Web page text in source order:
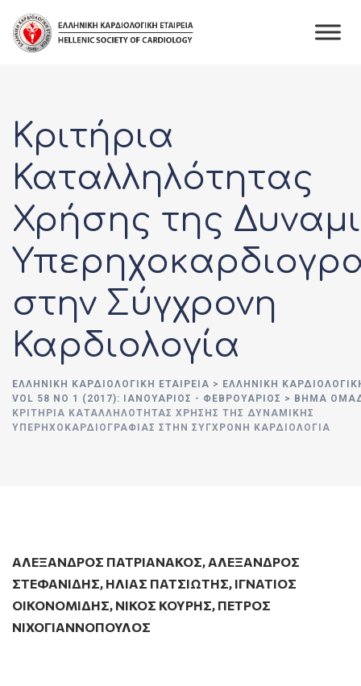
content
Κριτήρια
Καταλληλότητας
Χρήσης της
στην Σύγχρονη
Καρδιολογία
ΕΛΛΗΝΙΚΉ ΚΑΡΔΙΟΛΟΓΙΚΉ ΕΤΑΙΡΕΊΑ > ΕΛΛΗΝΙΚΗ
VOL 58 NO 1 (2017): ΙΑΝΟΥΆΡΙΟΣ - ΦΕΒΡΟΥΆΡΙΟΣ > ΒΗΜΑ
ΚΡΙΤΉΡΙΑ ΚΑΤΑΛΛΗΛΌΤΗΤΑΣ ΧΡΉΣΗΣ ΤΗΣ ΔΥΝΑΜΙΚΉΣ
ΥΠΕΡΗΧΟΚΑΡΔΙΟΓΡΑΦΊΑΣ ΣΤΗΝ ΣΎΓΧΡΟΝΗ ΚΑΡΔΙΟΛΟΓΊΑ
ΑΛΈΞΑΝΔΡΟΣ ΠΑΤΡΙΑΝΆΚΟΣ,ΑΛΈΞΑΝΔΡΟΣ
ΣΤΕΦΑΝΊΔΗΣ, ΗΛΊΑΣ ΠΑΤΣΙΏΤΗΣ, ΙΓΝΆΤΙΟΣ
ΟΙΚΟΝΟΜΊΔΗΣ, ΝΊΚΟΣ ΚΟΥΡΉΣ, ΠΈΤΡΟΣ
ΝΙΧΟΓΙΑΝΝΌΠΟΥΛΟΣ